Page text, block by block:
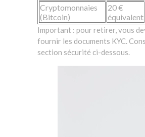
Cryptomonnaies
(Bitcoin)
20 €
équivalent
Important : pour retirer, vous
fournir les documents KYC.
section sécurité ci-dessous.